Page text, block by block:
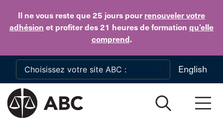
Il ne vous reste que 25 jours pour renouveler votre
adhésion et profiter des 21 heures de formation qu’elle
comprend.
Skip to main content
English